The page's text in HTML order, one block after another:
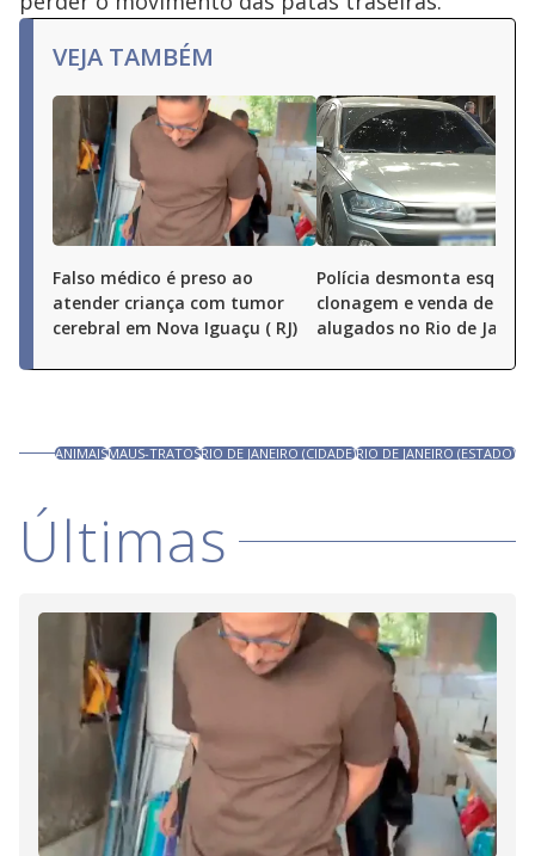
VEJA TAMBÉM
Falso médico é preso ao
atender criança com tumor
cerebral em Nova Iguaçu ( RJ)
Polícia desmonta
clonagem e venda de
alugados no Rio de
ANIMAISMAUS-TRATOSRIO DE JANEIRO (CIDADE)RIO DE JANEIRO (ESTADO)
Últimas